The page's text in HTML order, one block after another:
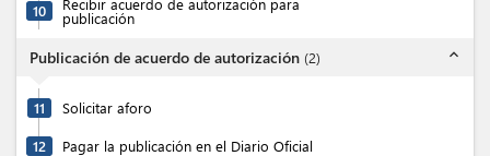
10
publicación
Publicación de acuerdo de autorización (2) expand_less
11 Solicitar aforo
12 Pagar la publicación en el Diario Oficial